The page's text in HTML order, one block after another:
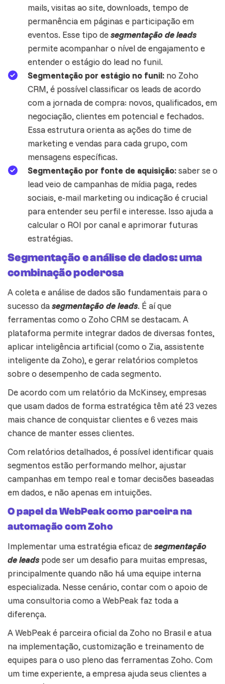
mails, visitas ao site, downloads, tempo de
permanência em páginas e participação em
eventos. Esse tipo desegmentação de leads
permite acompanhar o nível de engajamento e
entender o estágio do lead no funil.
Segmentação por estágio no funil: no Zoho
CRM, é possível classificar os leads de acordo
com a jornada de compra: novos, qualificados, em
negociação, clientes em potencial e fechados.
Essa estrutura orienta as ações do time de
marketing e vendas para cada grupo, com
mensagens específicas.
Segmentação por fonte de aquisição:saber se o
lead veio decampanhasde mídia paga, redes
sociais, e-mail marketing ou indicação é crucial
para entender seu perfil e interesse. Isso ajuda a
calcular o ROI por canal e aprimorar futuras
estratégias.
Segmentação e análise de dados: uma
combinação poderosa
A coleta e análise de dados são fundamentais para o
sucesso dasegmentação de leads. É aí que
ferramentas como o Zoho CRM se destacam. A
plataforma permite integrar dados de diversas fontes,
aplicar inteligência artificial (como o Zia, assistente
inteligente da Zoho), e gerar relatórios completos
sobre o desempenho de cada segmento.
De acordo com um relatório da McKinsey, empresas
que usam dados de forma estratégica têm até 23 vezes
mais chance de conquistar clientes e 6 vezes mais
chance de manter esses clientes.
Com relatórios detalhados, é possível identificar quais
segmentos estão performando melhor, ajustar
campanhas em tempo real e tomar decisões baseadas
em dados, e não apenas em intuições.
O papel da WebPeak como parceira na
automação com Zoho
Implementar uma estratégia eficaz desegmentação
de leadspode ser um desafio para muitasempresas,
principalmente quando não há uma equipe interna
especializada. Nesse cenário, contar com o apoio de
uma consultoria como a WebPeak faz toda a
diferença.
A WebPeak é parceira oficial da Zoho no Brasil e atua
na implementação, customização e treinamento de
equipes para o uso pleno das ferramentas Zoho. Com
um time experiente, a empresa ajuda seus clientes a